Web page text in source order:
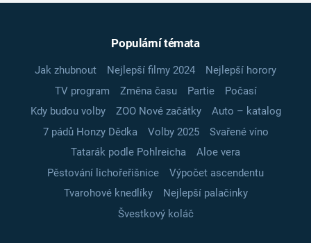
Populární témata
Jak zhubnout Nejlepší filmy 2024
Nejlepší horory
TV program
Změna času Partie
Počasí
Kdy budou volby
ZOO Nové začátky
Auto – katalog
7 pádů Honzy Dědka
Volby 2025
Svařené víno
Tatarák podle Pohlreicha
Aloe vera
Pěstování lichořeřišnice
Výpočet ascendentu
Tvarohové knedlíky
Nejlepší palačinky
Švestkový koláč